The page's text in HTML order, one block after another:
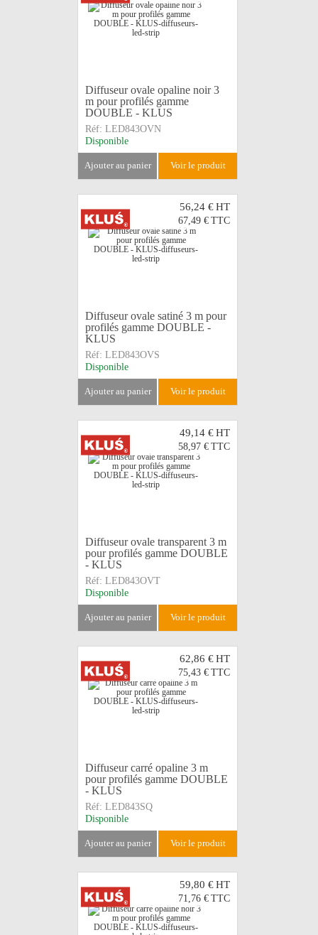
Diffuseur ovale opaline noir 3
m pour profilés gamme
DOUBLE - KLUS
Réf: LED843OVN
Disponible
ajouter au panier voir le produit
56,24 €HT
67,49 € TTC
Diffuseur ovale satiné 3 m pour
profilés gamme DOUBLE -
KLUS
Réf: LED843OVS
Disponible
ajouter au panier voir le produit
49,14 €HT
58,97 € TTC
Diffuseur ovale transparent 3 m
pour profilés gamme DOUBLE
- KLUS
Réf: LED843OVT
Disponible
ajouter au panier voir le produit
62,86 €HT
75,43 € TTC
Diffuseur carré opaline 3 m
pour profilés gamme DOUBLE
- KLUS
Réf: LED843SQ
Disponible
ajouter au panier voir le produit
59,80 €HT
71,76 € TTC